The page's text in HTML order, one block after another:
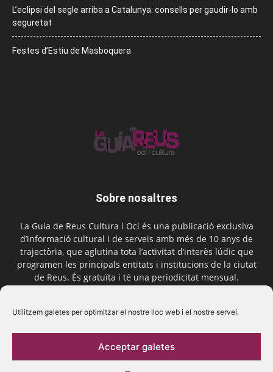
Utilitzem galetes per optimitzar el nostre lloc web i el nostre servei.
Acceptar galetes
L’eclipsi del segle arriba a Catalunya: consells per gaudir-lo amb
seguretat
Festes d’Estiu de Masboquera
Sobre nosaltres
La Guia de Reus Cultura i Oci és una publicació exclusiva
d’informació cultural i de serveis amb més de 10 anys de
trajectòria, que aglutina tota l’activitat d’interès lúdic que
programen les principals entitats i institucions de la ciutat
de Reus. És gratuïta i té una periodicitat mensual.
Segueix-nos